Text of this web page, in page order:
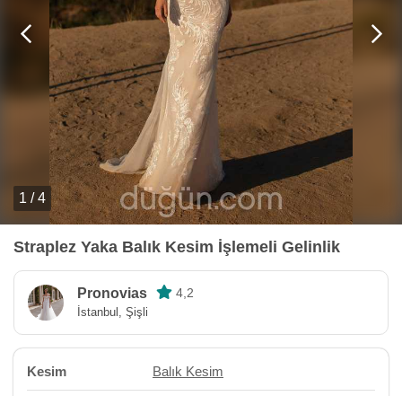
1 / 4
Straplez Yaka Balık Kesim İşlemeli Gelinlik
Pronovias 4,2
İstanbul, Şişli
Kesim Balık Kesim